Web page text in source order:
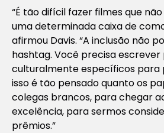
“É tão difícil fazer filmes que
uma determinada caixa de
afirmou Davis. “A inclusão não
hashtag. Você precisa escrever
culturalmente específicos para
isso é tão pensado quanto os
colegas brancos, para chegar
excelência, para sermos
prêmios.”